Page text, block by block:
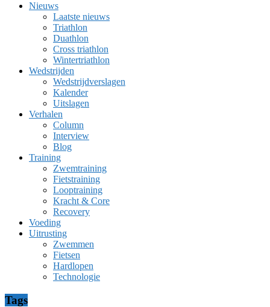
Nieuws
Laatste nieuws
Triathlon
Duathlon
Cross triathlon
Wintertriathlon
Wedstrijden
Wedstrijdverslagen
Kalender
Uitslagen
Verhalen
Column
Interview
Blog
Training
Zwemtraining
Fietstraining
Looptraining
Kracht & Core
Recovery
Voeding
Uitrusting
Zwemmen
Fietsen
Hardlopen
Technologie
Tags